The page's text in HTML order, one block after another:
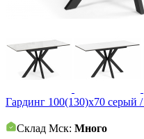
Гардинг 100(130)x70 серый
Склад Мск: Много